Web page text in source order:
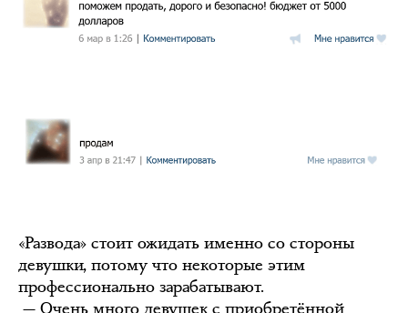
«Развода» стоит ожидать именно со стороны
девушки, потому что некоторые этим
профессионально зарабатывают.
— Очень много девушек с приобретённой